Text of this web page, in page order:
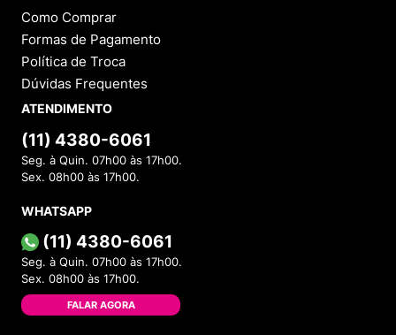
Como Comprar
Formas de Pagamento
Política de Troca
Dúvidas Frequentes
ATENDIMENTO
(11) 4380-6061
Seg. à Quin. 07h00 às 17h00.
Sex. 08h00 às 17h00.
WHATSAPP
(11) 4380-6061
Seg. à Quin. 07h00 às 17h00.
Sex. 08h00 às 17h00.
FALAR AGORA